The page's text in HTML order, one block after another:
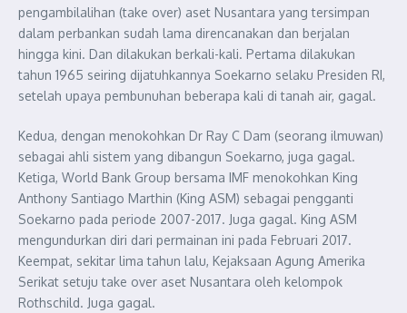
pengambilalihan (take over) aset Nusantara yang tersimpan
dalam perbankan sudah lama direncanakan dan berjalan
hingga kini. Dan dilakukan berkali-kali. Pertama dilakukan
tahun 1965 seiring dijatuhkannya Soekarno selaku Presiden RI,
setelah upaya pembunuhan beberapa kali di tanah air, gagal.
Kedua, dengan menokohkan Dr Ray C Dam (seorang ilmuwan)
sebagai ahli sistem yang dibangun Soekarno, juga gagal.
Ketiga, World Bank Group bersama IMF menokohkan King
Anthony Santiago Marthin (King ASM) sebagai pengganti
Soekarno pada periode 2007-2017. Juga gagal. King ASM
mengundurkan diri dari permainan ini pada Februari 2017.
Keempat, sekitar lima tahun lalu, Kejaksaan Agung Amerika
Serikat setuju take over aset Nusantara oleh kelompok
Rothschild. Juga gagal.